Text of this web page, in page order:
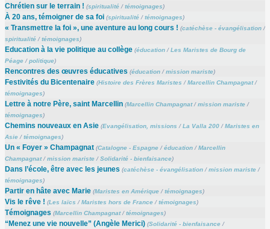
Chrétien sur le terrain ! (spiritualité/témoignages)
À 20 ans, témoigner de sa foi (spiritualité/témoignages)
« Transmettre la foi », une aventure au long cours ! (catéchèse - évangélisation/
spiritualité/témoignages)
Education à la vie politique au collège (éducation/Les Maristes de Bourg de
Péage/politique)
Rencontres des œuvres éducatives (éducation/mission mariste)
Festivités du Bicentenaire (Histoire des Frères Maristes /Marcellin Champagnat/
témoignages)
Lettre à notre Père, saint Marcellin (Marcellin Champagnat/mission mariste/
témoignages)
Chemins nouveaux en Asie (Evangélisation, missions /La Valla 200/Maristes en
Asie/témoignages)
Un « Foyer » Champagnat (Catalogne - Espagne/éducation/Marcellin
Champagnat/mission mariste/Solidarité - bienfaisance)
Dans l’école, être avec les jeunes (catéchèse - évangélisation/mission mariste/
témoignages)
Partir en hâte avec Marie (Maristes en Amérique/témoignages)
Vis le rêve ! (Les laïcs /Maristes hors de France/témoignages)
Témoignages (Marcellin Champagnat/témoignages)
“Menez une vie nouvelle” (Angèle Merici) (Solidarité - bienfaisance/